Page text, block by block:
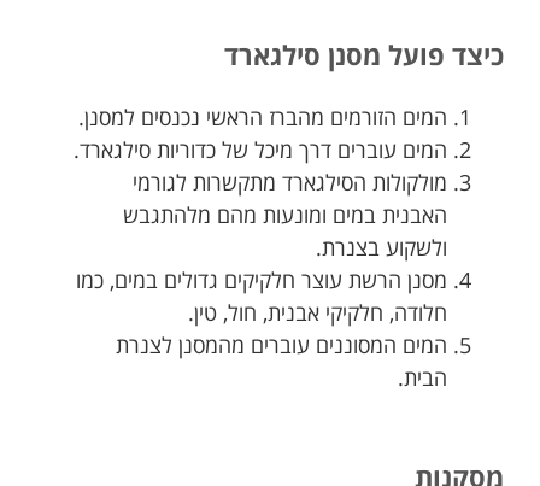
כיצד פועל מסנן סילגארד
המים הזורמים מהברז הראשי נכנסים למסנן.
המים עוברים דרך מיכל של כדוריות סילגארד.
מולקולות הסילגארד מתקשרות לגורמי
האבנית במים ומונעות מהם מלהתגבש
ולשקוע בצנרת.
מסנן הרשת עוצר חלקיקים גדולים במים, כמו
חלודה, חלקיקי אבנית, חול, טין.
המים המסוננים עוברים מהמסנן לצנרת
הבית.
מסקנות